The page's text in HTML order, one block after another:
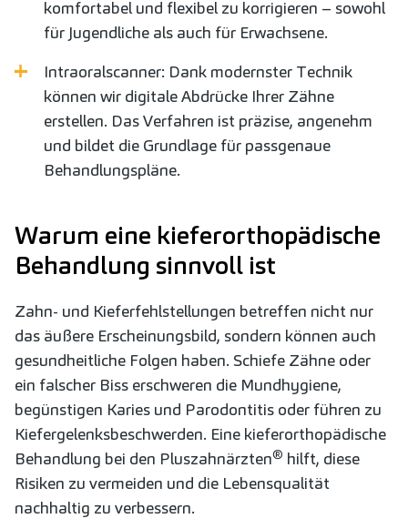
komfortabel und flexibel zu korrigieren – sowohl
für Jugendliche als auch für Erwachsene.
Intraoralscanner: Dank modernster Technik
können wir digitale Abdrücke Ihrer Zähne
erstellen. Das Verfahren ist präzise, angenehm
und bildet die Grundlage für passgenaue
Behandlungspläne.
Warum eine kieferorthopädische
Behandlung sinnvoll ist
Zahn- und Kieferfehlstellungen betreffen nicht nur
das äußere Erscheinungsbild, sondern können auch
gesundheitliche Folgen haben. Schiefe Zähne oder
ein falscher Biss erschweren die Mundhygiene,
begünstigen Karies und Parodontitis oder führen zu
Kiefergelenksbeschwerden. Eine kieferorthopädische
Behandlung bei den Pluszahnärzten® hilft, diese
Risiken zu vermeiden und die Lebensqualität
nachhaltig zu verbessern.